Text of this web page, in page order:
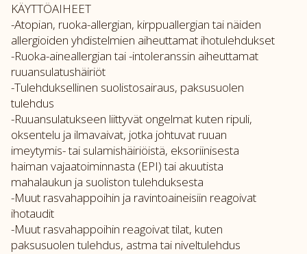
KÄYTTÖAIHEET
-Atopian, ruoka-allergian, kirppuallergian tai näiden
allergioiden yhdistelmien aiheuttamat ihotulehdukset
-Ruoka-aineallergian tai -intoleranssin aiheuttamat
ruuansulatushäiriöt
-Tulehduksellinen suolistosairaus, paksusuolen
tulehdus
-Ruuansulatukseen liittyvät ongelmat kuten ripuli,
oksentelu ja ilmavaivat, jotka johtuvat ruuan
imeytymis- tai sulamishäiriöistä, eksoriinisesta
haiman vajaatoiminnasta (EPI) tai akuutista
mahalaukun ja suoliston tulehduksesta
-Muut rasvahappoihin ja ravintoaineisiin reagoivat
ihotaudit
-Muut rasvahappoihin reagoivat tilat, kuten
paksusuolen tulehdus, astma tai niveltulehdus